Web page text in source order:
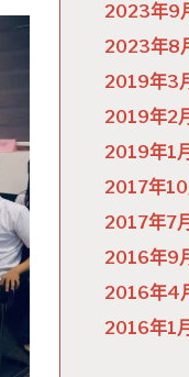
2023年9
2023年8
2019年3
2019年2
2019年1月
2017年10
2017年7月
2016年9
2016年4
2016年1月